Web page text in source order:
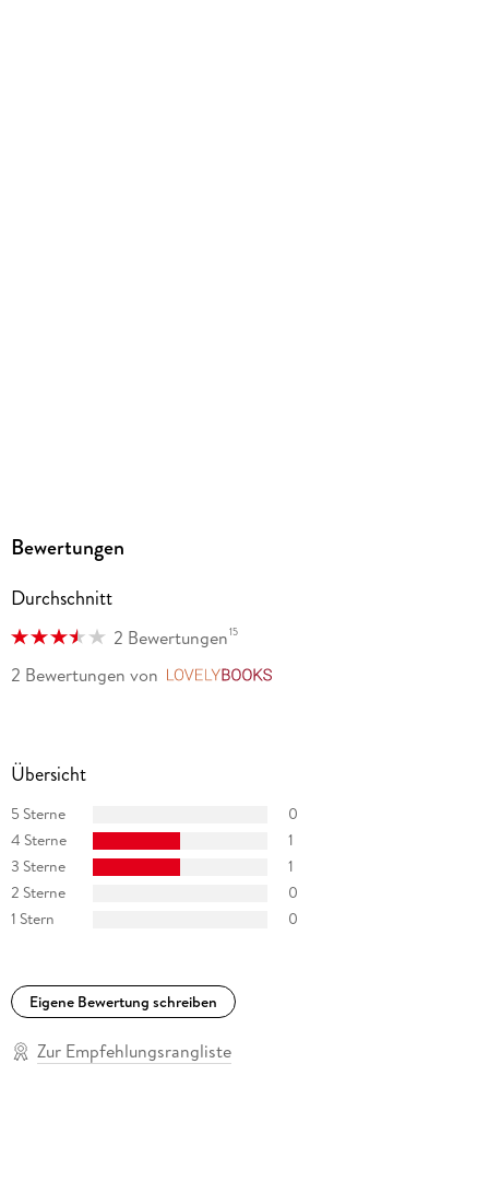
Bewertungen
Durchschnitt
2 Bewertungen15
2 Bewertungen von
Übersicht
5 Sterne
0
4 Sterne
1
3 Sterne
1
2 Sterne
0
1 Stern
0
Eigene Bewertung schreiben
Zur Empfehlungsrangliste